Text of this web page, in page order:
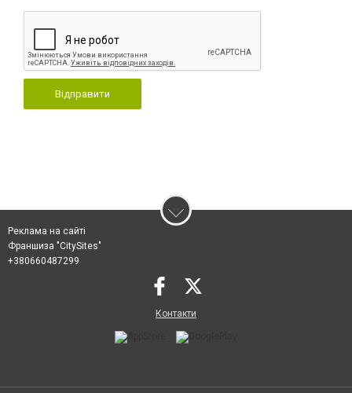
Відправити
Реклама на сайті
Франшиза "CitySites"
+380660487299
Контакти